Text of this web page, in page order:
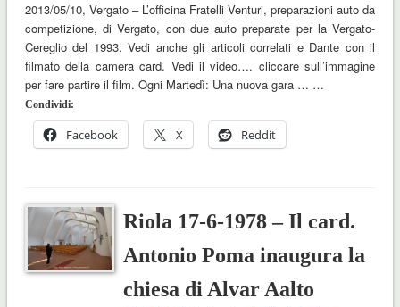
2013/05/10, Vergato – L’officina Fratelli Venturi, preparazioni auto da
competizione, di Vergato, con due auto preparate per la Vergato-
Cereglio del 1993. Vedi anche gli articoli correlati e Dante con il
filmato della camera card. Vedi il video…. cliccare sull’immagine
per fare partire il film. Ogni Martedì: Una nuova gara … …
Condividi:
Facebook X Reddit
Riola 17-6-1978 – Il card.
Antonio Poma inaugura la
chiesa di Alvar Aalto